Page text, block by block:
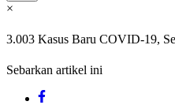
×
3.003 Kasus Baru COVID-19,
Sebarkan artikel ini